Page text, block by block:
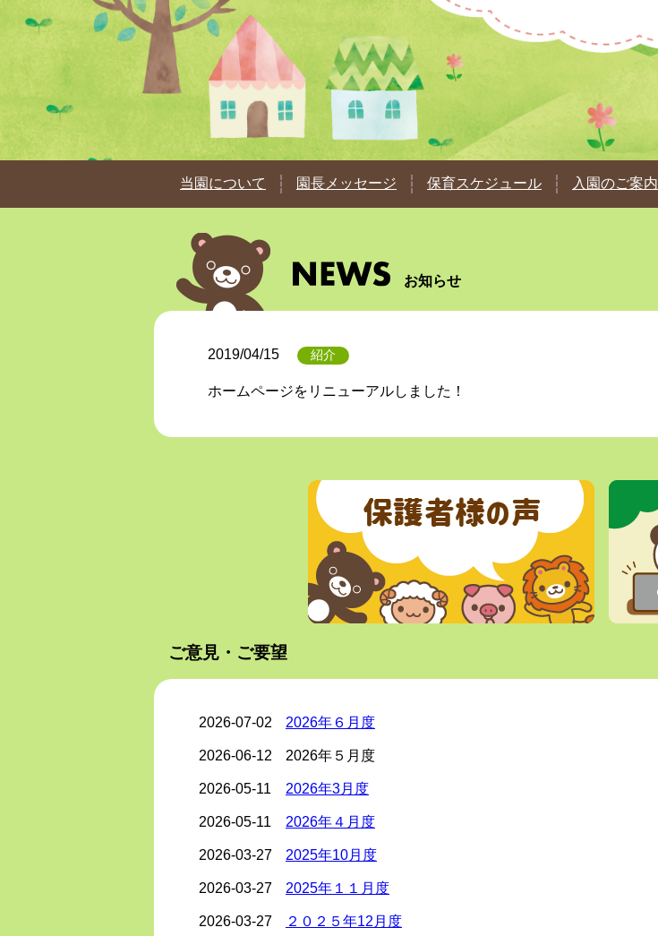
当園について 園長メッセージ 保育スケジュール 入園のご案内
お知らせ
2019/04/15 紹介
ホームページをリニューアルしました！
ご意見・ご要望
2026-07-02 2026年６月度
2026-06-12 2026年５月度
2026-05-11 2026年3月度
2026-05-11 2026年４月度
2026-03-27 2025年10月度
2026-03-27 2025年１１月度
2026-03-27 ２０２５年12月度